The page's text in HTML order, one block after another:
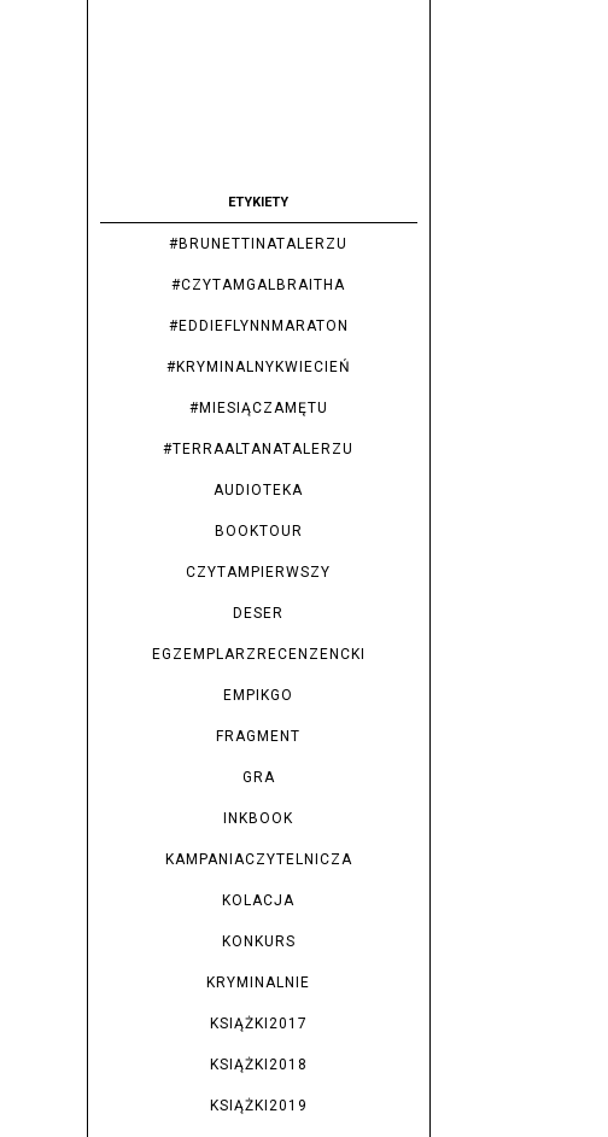
ETYKIETY
#BRUNETTINATALERZU
#CZYTAMGALBRAITHA
#EDDIEFLYNNMARATON
#KRYMINALNYKWIECIEŃ
#MIESIĄCZAMĘTU
#TERRAALTANATALERZU
AUDIOTEKA
BOOKTOUR
CZYTAMPIERWSZY
DESER
EGZEMPLARZRECENZENCKI
EMPIKGO
FRAGMENT
GRA
INKBOOK
KAMPANIACZYTELNICZA
KOLACJA
KONKURS
KRYMINALNIE
KSIĄŻKI2017
KSIĄŻKI2018
KSIĄŻKI2019